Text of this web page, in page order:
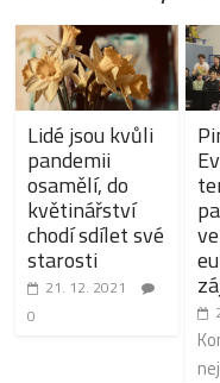
Lidé jsou kvůli
pandemii
osamělí, do
květinářství
chodí sdílet své
starosti
21. 12. 2021
0